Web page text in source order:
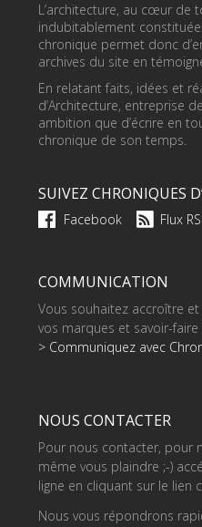
L’architecture, au cœur de
indubitablement
chronique permet donc
archives du site en
En relatant faits, idées et
d’Architecture, entreprise
ambition que d’écrire en
chronique de son temps.
SUIVEZ CHRONIQUES
Facebook Flux
COMMUNICATION
Vous souhaitez accroître
vos marques et savoir-faire
> Communiquez avec
NOUS CONTACTER
Pour nous contacter, pour
même vous plaindre ;-)
ligne en cliquant sur le lien
Nous vous répondrons